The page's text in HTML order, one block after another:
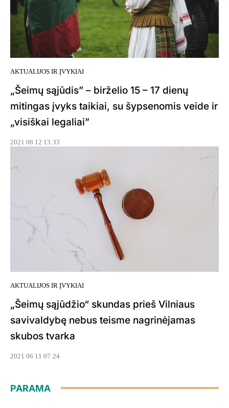
AKTUALIJOS IR ĮVYKIAI
„Šeimų sąjūdis” – birželio 15 – 17 dienų
mitingas įvyks taikiai, su šypsenomis veide ir
„visiškai legaliai”
2021 06 12 13:33
AKTUALIJOS IR ĮVYKIAI
„Šeimų sąjūdžio“ skundas prieš Vilniaus
savivaldybę nebus teisme nagrinėjamas
skubos tvarka
2021 06 11 07:24
PARAMA